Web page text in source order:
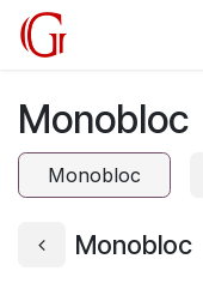
Overslaan naar inhoud
Monobloc
Monobloc
Monobloc